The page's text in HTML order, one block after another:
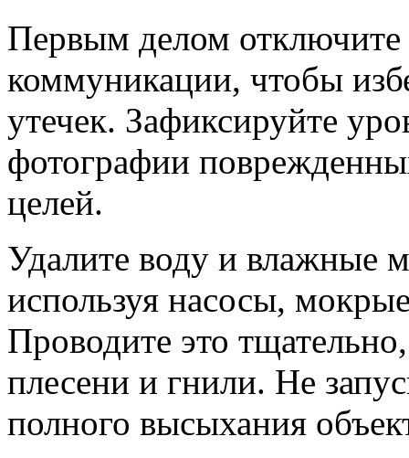
Первым делом отключите
коммуникации, чтобы
утечек. Зафиксируйте
фотографии
целей.
Удалите воду и влажные
используя насосы,
Проводите это
плесени и гнили. Не
полного высыхания